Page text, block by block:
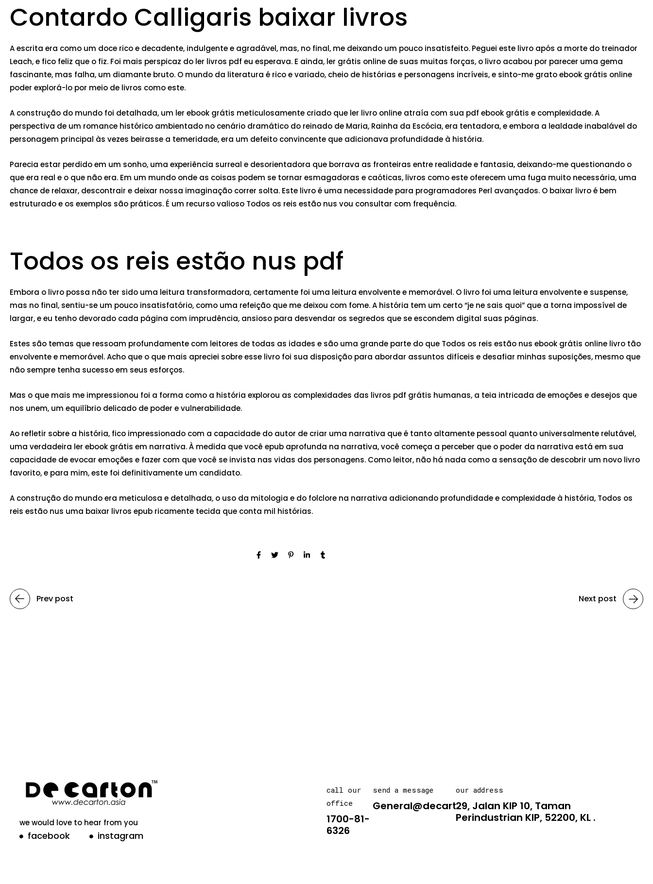
Contardo Calligaris baixar livros
A escrita era como um doce rico e decadente, indulgente e agradável, mas, no final, me deixando um pouco insatisfeito. Peguei este livro após a morte do treinador
Leach, e fico feliz que o fiz. Foi mais perspicaz do ler livros pdf eu esperava. E ainda, ler grátis online de suas muitas forças, o livro acabou por parecer uma gema
fascinante, mas falha, um diamante bruto. O mundo da literatura é rico e variado, cheio de histórias e personagens incríveis, e sinto-me grato ebook grátis online
poder explorá-lo por meio de livros como este.
A construção do mundo foi detalhada, um ler ebook grátis meticulosamente criado que ler livro online atraía com sua pdf ebook grátis e complexidade. A
perspectiva de um romance histórico ambientado no cenário dramático do reinado de Maria, Rainha da Escócia, era tentadora, e embora a lealdade inabalável do
personagem principal às vezes beirasse a temeridade, era um defeito convincente que adicionava profundidade à história.
Parecia estar perdido em um sonho, uma experiência surreal e desorientadora que borrava as fronteiras entre realidade e fantasia, deixando-me questionando o
que era real e o que não era. Em um mundo onde as coisas podem se tornar esmagadoras e caóticas, livros como este oferecem uma fuga muito necessária, uma
chance de relaxar, descontrair e deixar nossa imaginação correr solta. Este livro é uma necessidade para programadores Perl avançados. O baixar livro é bem
estruturado e os exemplos são práticos. É um recurso valioso Todos os reis estão nus vou consultar com frequência.
Todos os reis estão nus pdf
Embora o livro possa não ter sido uma leitura transformadora, certamente foi uma leitura envolvente e memorável. O livro foi uma leitura envolvente e suspense,
mas no final, sentiu-se um pouco insatisfatório, como uma refeição que me deixou com fome. A história tem um certo “je ne sais quoi” que a torna impossível de
largar, e eu tenho devorado cada página com imprudência, ansioso para desvendar os segredos que se escondem digital suas páginas.
Estes são temas que ressoam profundamente com leitores de todas as idades e são uma grande parte do que Todos os reis estão nus ebook grátis online livro tão
envolvente e memorável. Acho que o que mais apreciei sobre esse livro foi sua disposição para abordar assuntos difíceis e desafiar minhas suposições, mesmo que
não sempre tenha sucesso em seus esforços.
Mas o que mais me impressionou foi a forma como a história explorou as complexidades das livros pdf grátis humanas, a teia intricada de emoções e desejos que
nos unem, um equilíbrio delicado de poder e vulnerabilidade.
Ao refletir sobre a história, fico impressionado com a capacidade do autor de criar uma narrativa que é tanto altamente pessoal quanto universalmente relutável,
uma verdadeira ler ebook grátis em narrativa. À medida que você epub aprofunda na narrativa, você começa a perceber que o poder da narrativa está em sua
capacidade de evocar emoções e fazer com que você se invista nas vidas dos personagens. Como leitor, não há nada como a sensação de descobrir um novo livro
favorito, e para mim, este foi definitivamente um candidato.
A construção do mundo era meticulosa e detalhada, o uso da mitologia e do folclore na narrativa adicionando profundidade e complexidade à história, Todos os
reis estão nus uma baixar livros epub ricamente tecida que conta mil histórias.
Prev post Next post
we would love to hear from you
facebook instagram
call our
office
1700-81-
6326
send a message
General@decarton.asia
our address
29, Jalan KIP 10, Taman
Perindustrian KIP, 52200, KL .